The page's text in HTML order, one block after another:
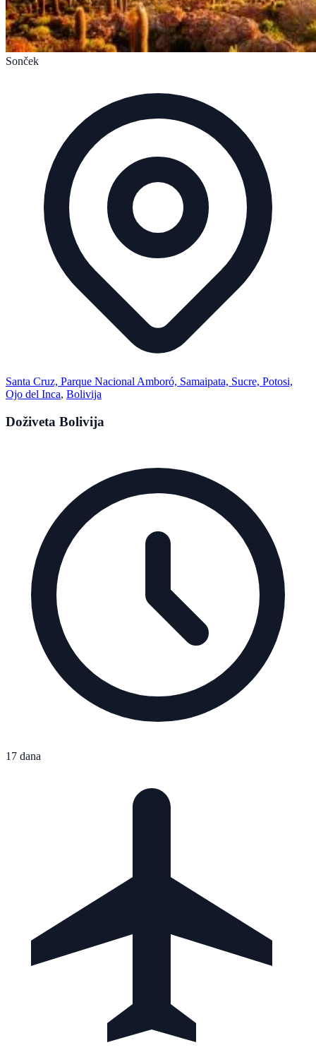
Sonček
Santa Cruz, Parque Nacional Amboró, Samaipata, Sucre, Potosi,
Ojo del Inca, Bolivija
Doživeta Bolivija
17 dana